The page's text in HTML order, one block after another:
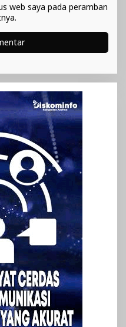
web saya pada peramban